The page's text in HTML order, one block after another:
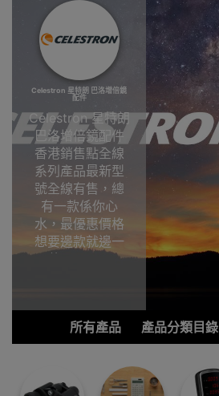
Celestron 星特朗 巴洛增倍鏡
配件
Celestron 星特朗
巴洛增倍鏡配件
香港銷售點全線
系列產品最新型
號全線有售，總
有一款係你心
水，最優惠價格
想要邊款就邊一
款，Outlet
購!Celestron 星
特朗巴洛增倍鏡
配件香港銷售點
所有產品 產品分類目錄